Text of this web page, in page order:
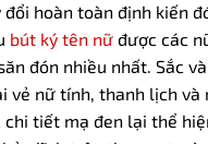
đổi hoàn toàn định kiến
bút ký tên nữđược các
đón nhiều nhất. Sắc
vẻ nữ tính, thanh lịch và
chi tiết mạ đen lại thể